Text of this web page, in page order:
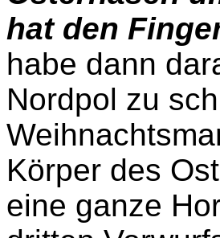
hat den
habe dann
Nordpol zu
Körper des
eine ganze